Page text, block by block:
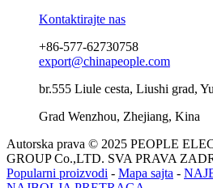
Kontaktirajte nas
+86-577-62730758
export@chinapeople.com
br.555 Liule cesta, Liushi grad,
Grad Wenzhou, Zhejiang, Kina
Autorska prava © 2025 PEOPLE
GROUP Co.,LTD. SVA PRAVA
Popularni proizvodi - Mapa sajta -